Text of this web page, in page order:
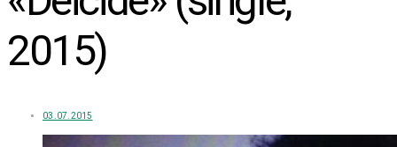
2015)
03.07.2015